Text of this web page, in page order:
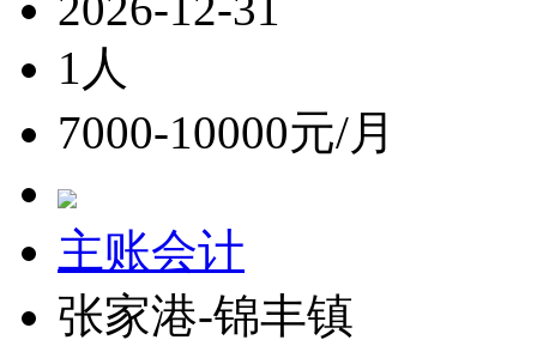
1人
7000-10000元/月
主账会计
张家港-锦丰镇